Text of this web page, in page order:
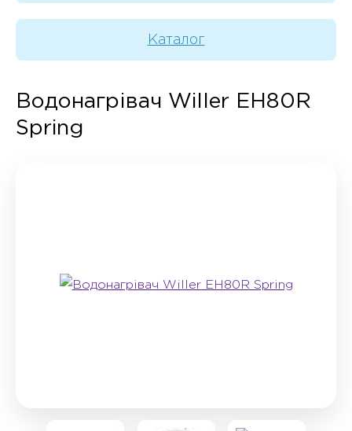
Каталог
Водонагрівач Willer EH80R
Spring